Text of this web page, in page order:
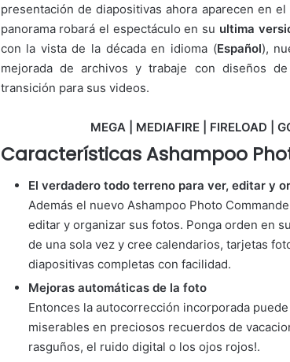
presentación de diapositivas ahora aparecen en
panorama robará el espectáculo en su ultima
con la vista de la década en idioma (Español),
mejorada de archivos y trabaje con diseños
transición para sus videos.
MEGA | MEDIAFIRE | FIRELOAD |
CaracterísticasAshampoo
El verdadero todo terreno para ver, editar y
Además el nuevo Ashampoo Photo
editar y organizar sus fotos. Ponga orden en
de una sola vez y cree calendarios, tarjetas
diapositivas completas con facilidad.
Mejoras automáticas de la foto
Entonces la autocorrección incorporada
miserables en preciosos recuerdos de
rasguños, el ruido digital o los ojos rojos!.